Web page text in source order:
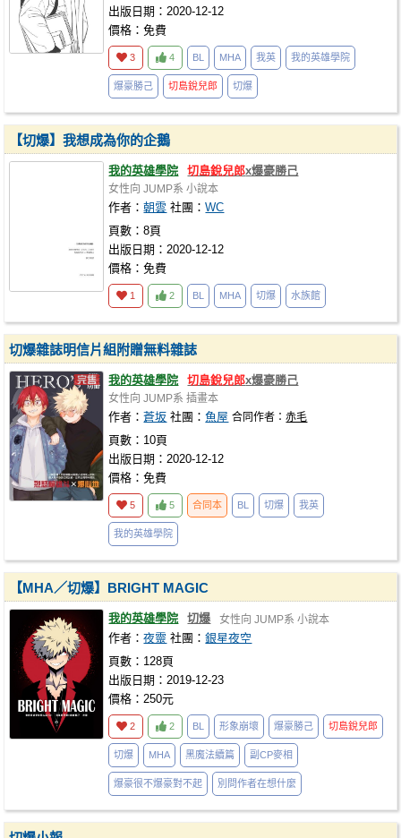
出版日期：2020-12-12
價格：免費
3 4 BL MHA 我英 我的英雄學院
爆豪勝己 切島銳兒郎 切爆
【切爆】我想成為你的企鵝
我的英雄學院 切島銳兒郎x爆豪勝己
女性向 JUMP系 小說本
作者：朝雲 社團：WC
頁數：8頁
出版日期：2020-12-12
價格：免費
1 2 BL MHA 切爆 水族館
切爆雜誌明信片組附贈無料雜誌
我的英雄學院 切島銳兒郎x爆豪勝己
女性向 JUMP系 插畫本
作者：蒼坂 社團：魚屋 合同作者：赤毛
頁數：10頁
出版日期：2020-12-12
價格：免費
5 5 合同本 BL 切爆 我英
我的英雄學院
【MHA／切爆】BRIGHT MAGIC
我的英雄學院 切爆 女性向 JUMP系 小說本
作者：夜靈 社團：銀星夜空
頁數：128頁
出版日期：2019-12-23
價格：250元
2 2 BL 形象崩壞 爆豪勝己 切島銳兒郎
切爆 MHA 黑魔法續篇 副CP麥相
爆豪很不爆豪對不起 別問作者在想什麼